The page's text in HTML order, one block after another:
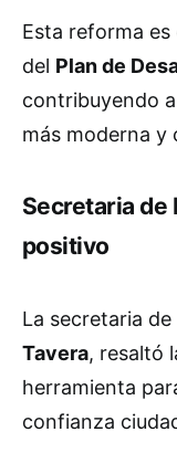
Esta reforma
del Plan de
contribuyendo
más moderna y
Secretaria de
positivo
La secretaria
Tavera, resaltó
herramienta
confianza